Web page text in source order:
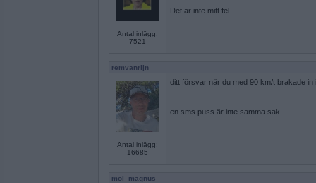
Antal inlägg:
7521
Det är inte mitt fel
remvanrijn
Antal inlägg:
16685
ditt försvar när du med 90 km/t brakade in
en sms puss är inte samma sak
moi_magnus